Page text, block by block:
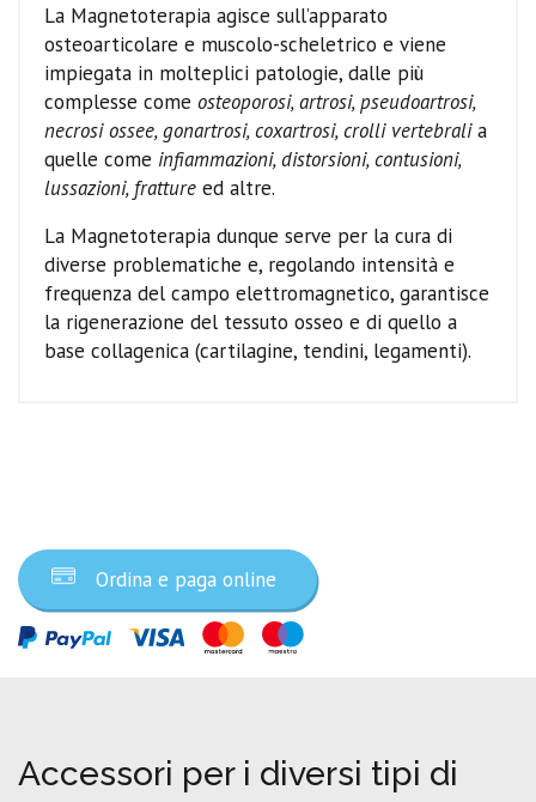
La Magnetoterapia agisce sull’apparato
osteoarticolare e muscolo-scheletrico e viene
impiegata in molteplici patologie, dalle più
complesse come osteoporosi, artrosi, pseudoartrosi,
necrosi ossee, gonartrosi, coxartrosi, crolli vertebralia
quelle come infiammazioni, distorsioni, contusioni,
lussazioni, fratture ed altre.
La Magnetoterapia dunque serve per la cura di
diverse problematiche e, regolando intensità e
frequenza del campo elettromagnetico, garantisce
la rigenerazione del tessuto osseo e di quello a
base collagenica (cartilagine, tendini, legamenti).
Ordina e paga online
Accessori per i diversi tipi di